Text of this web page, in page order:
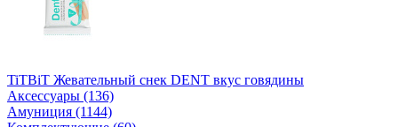
TiTBiT Жевательный снек DENT вкус говядины
Аксессуары (136)
Амуниция (1144)